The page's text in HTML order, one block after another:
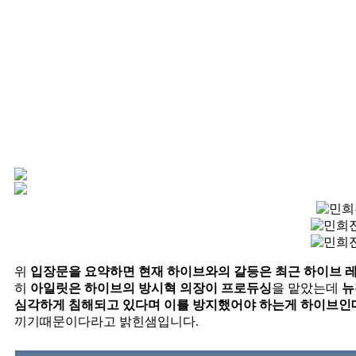
위 입장문을 요약하면 현재 하이브와의 갈등은 최근 하이브
히 아일릿은 하이브의 방시혁 의장이 프로듀싱을 맡았는데
심각하게 침해되고 있다며 이를 방지했어야 하는게 하이브
끼기때문이다라고 밝힌샘입니다.